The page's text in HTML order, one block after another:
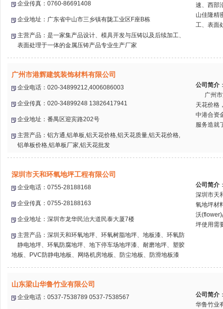
企业传真：0760-86691408
企业地址：广东省中山市三乡镇有陇工业区F座B栋
主营产品：是一家集产品设计、模具开发与压铸以及后续加工、
表面处理于一体的金属压铸产品专业生产厂家
速、西部
山佳隆精
工、表面
广州市港辉建筑装饰材料有限公司
企业电话：020-34899212,4006086003
企业传真：020-34899248 13826417941
企业地址：番禺区迎宾路202号
主营产品：铝方通,铝单板,铝天花价格,铝天花质量,铝天花价格,
铝单板价格,铝单板厂家,铝天花批发
公司简介
广州市
天花价格
中港合资
服务造就
深圳市天和环氧地坪工程有限公司
企业电话：0755-28188168
企业传真：0755-28188163
企业地址：深圳市龙华民治大道民泰大厦7楼
主营产品：深圳天和环氧地坪、环氧树脂地坪、地板漆、环氧防
静电地坪、环氧防腐地坪、地下停车场地坪漆、耐磨地坪、塑胶
地板、PVC防静电地板、网络机房地板、防尘地板、防滑地板漆
公司简介
深圳市天
氧地坪材
沃
坪使用需
山东梁山华鲁竹业有限公司
企业电话：0537-7538789 0537-7538567 公司简介
华鲁竹业